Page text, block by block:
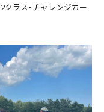
ラス・チャレンジカー